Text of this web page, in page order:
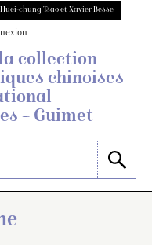
chung Tsao et Xavier Besse
collection
chinoises
– Guimet